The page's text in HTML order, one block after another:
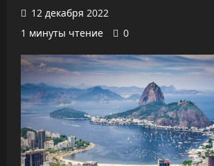
12 декабря 2022
1 минуты чтение
0